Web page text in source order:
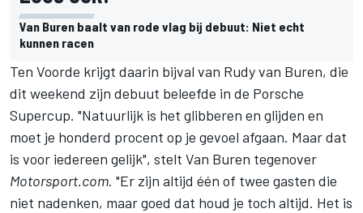
Van Buren baalt van rode vlag bij debuut: Niet echt
kunnen racen
Ten Voorde krijgt daarin bijval van Rudy van Buren, die
dit weekend zijn debuut beleefde in de Porsche
Supercup. "Natuurlijk is het glibberen en glijden en
moet je honderd procent op je gevoel afgaan. Maar dat
is voor iedereen gelijk", stelt Van Buren tegenover
Motorsport.com. "Er zijn altijd één of twee gasten die
niet nadenken, maar goed dat houd je toch altijd. Het is